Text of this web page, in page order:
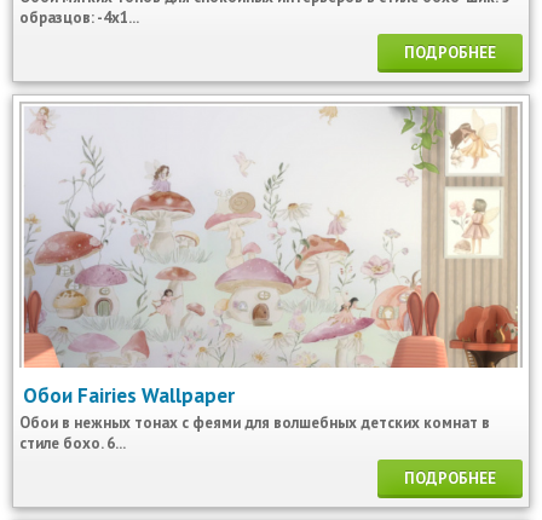
образцов: -4x1...
ПОДРОБНЕЕ
Обои Fairies Wallpaper
Обои в нежных тонах с феями для волшебных детских комнат в
стиле бохо. 6...
ПОДРОБНЕЕ